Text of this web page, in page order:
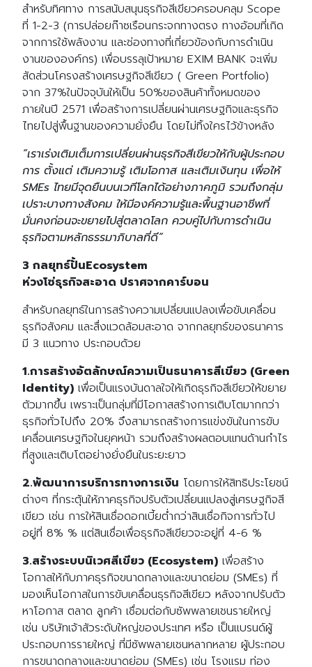
สำหรับทิศทาง การสนับสนุนธุรกิจสีเขียวครอบคลุม Scope
ที่ 1-2-3 (การปล่อยก๊าซเรือนกระจกทางตรง ทางอ้อมที่เกิด
จากการใช้พลังงาน และช่องทางที่เกี่ยวข้องกับการดำเนิน
งานขององค์กร) เพื่อบรรลุเป้าหมาย EXIM BANK จะเพิ่ม
สัดส่วนโครงสร้างเศรษฐกิจสีเขียว ( Green Portfolio)
จาก 37%ในปัจจุบันให้เป็น 50%ของสินค้าทั้งหมดของ
ภายในปี 2571 เพื่อสร้างการเปลี่ยนผ่านเศรษฐกิจและธุรกิจ
ไทยไปสู่พื้นฐานของความยั่งยืน โดยไม่ทิ้งใครไว้ข้างหลัง
“เราเร่งเติมเต็มการเปลี่ยนผ่านธุรกิจสีเขียวใหักับผู้ประกอบ
การ ตั้งแต่ เติมความรู้ เติมโอกาส และเติมเงินทุน เพื่อให้
SMEs ไทยมีจุดยืนบนเวทีโลกได้อย่างภาคภูมิ รวมถึงกลุ่ม
เปราะบางทางสังคม ให้มีองค์ความรู้และพื้นฐานอาชีพที่
มั่นคงก่อนจะขยายไปสู่ตลาดโลก ควบคู่ไปกับการดำเนิน
ธุรกิจตามหลักธรรมาภิบาลที่ดี”
3 กลยุทธ์ปั้นEcosystem
ห่วงโซ่ธุรกิจสะอาด ปราศจากคาร์บอน
สำหรับกลยุทธ์ในการสร้างความเปลี่ยนแปลงเพื่อขับเคลื่อน
ธุรกิจสังคม และสื่งแวดล้อมสะอาด จากกลยุทธ์ของธนาคาร
มี 3 แนวทาง ประกอบด้วย
1.การสร้างอัตลักษณ์ความเป็นธนาคารสีเขียว (Green
Identity) เพื่อเป็นแรงบันดาลใจให้เกิดธุรกิจสีเขียวให้ขยาย
ตัวมากขึ้น เพราะเป็นกลุ่มที่มีโอกาสสร้างการเติบโตมากกว่า
ธุรกิจทั่วไปถึง 20% จึงสามารถสร้างการแข่งขันในการขับ
เคลื่อนเศรษฐกิจในยุคหน้า รวมถึงสร้างผลตอบแทนด้านกำไร
ที่สุูงและเติบโตอย่างยั่งยืนในระยะยาว
2.พัฒนาการบริการทางการเงิน โดยการให้สิทธิประโยชน์
ต่างๆ ที่กระตุ้นให้ภาคธุรกิจปรับตัวเปลี่ยนแปลงสู่เศรษฐกิจสี
เขียว เช่น การให้สินเชื่อดอกเบี้ยต่ำกว่าสินเชื่อกิจการทั่วไป
อยู่ที่ 8% % แต่สินเชื่อเพื่อธุรกิจสีเขียวจะอยู่ที่ 4-6 %
3.สร้างระบบนิเวศสีเขียว (Ecosystem) เพื่อสร้าง
โอกาสให้กับภาคธุรกิจขนาดกลางและขนาดย่อม (SMEs) ที่
มองเห็นโอกาสในการขับเคลื่อนธุรกิจสีเขียว หลังจากปรับตัว
หาโอกาส ตลาด ลูกค้า เชื่อมต่อกับซัพพลายเชนรายใหญ่
เช่น บริษัทเจ้าสัวระดับใหญ่ของประเทศ หรือ เป็นแบรนด์ผู้
ประกอบการรายใหญ่ ที่มีซัพพลายเชนหลากหลาย ผู้ประกอบ
การขนาดกลางและขนาดย่อม (SMEs) เช่น โรงแรม ท่อง